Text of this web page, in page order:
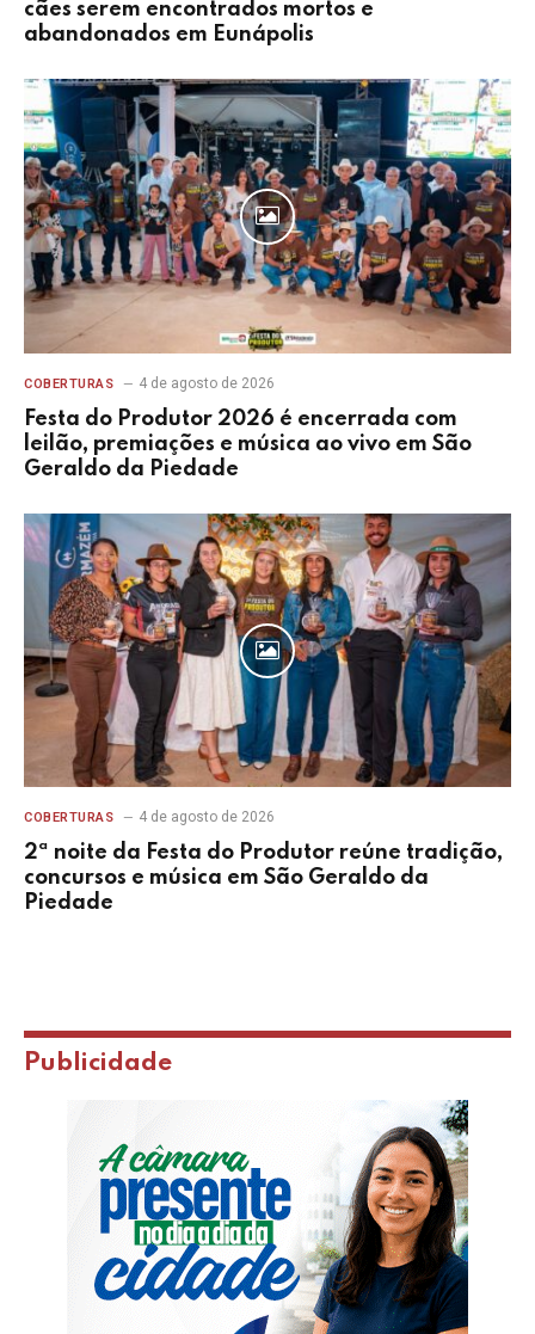
DESTAQUE 6 de agosto de 2026
Seu Mastruz conquista prêmio de Melhor
EUNÁPOLIS 6 de agosto de 2026
Dona de imóvel é conduzida à delegacia após
cães serem encontrados mortos e
COBERTURAS 4 de agosto de 2026
Festa do Produtor 2026 é encerrada com
leilão, premiações e música ao vivo em São
COBERTURAS 4 de agosto de 2026
2ª noite da Festa do Produtor reúne tradição,